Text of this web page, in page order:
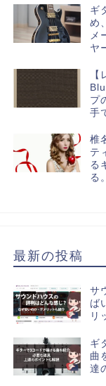
ギ
め
メ
ヤ
プ
手
椎
テ
る
る。
最新の投稿
サ
ば
リ
ギ
曲
達